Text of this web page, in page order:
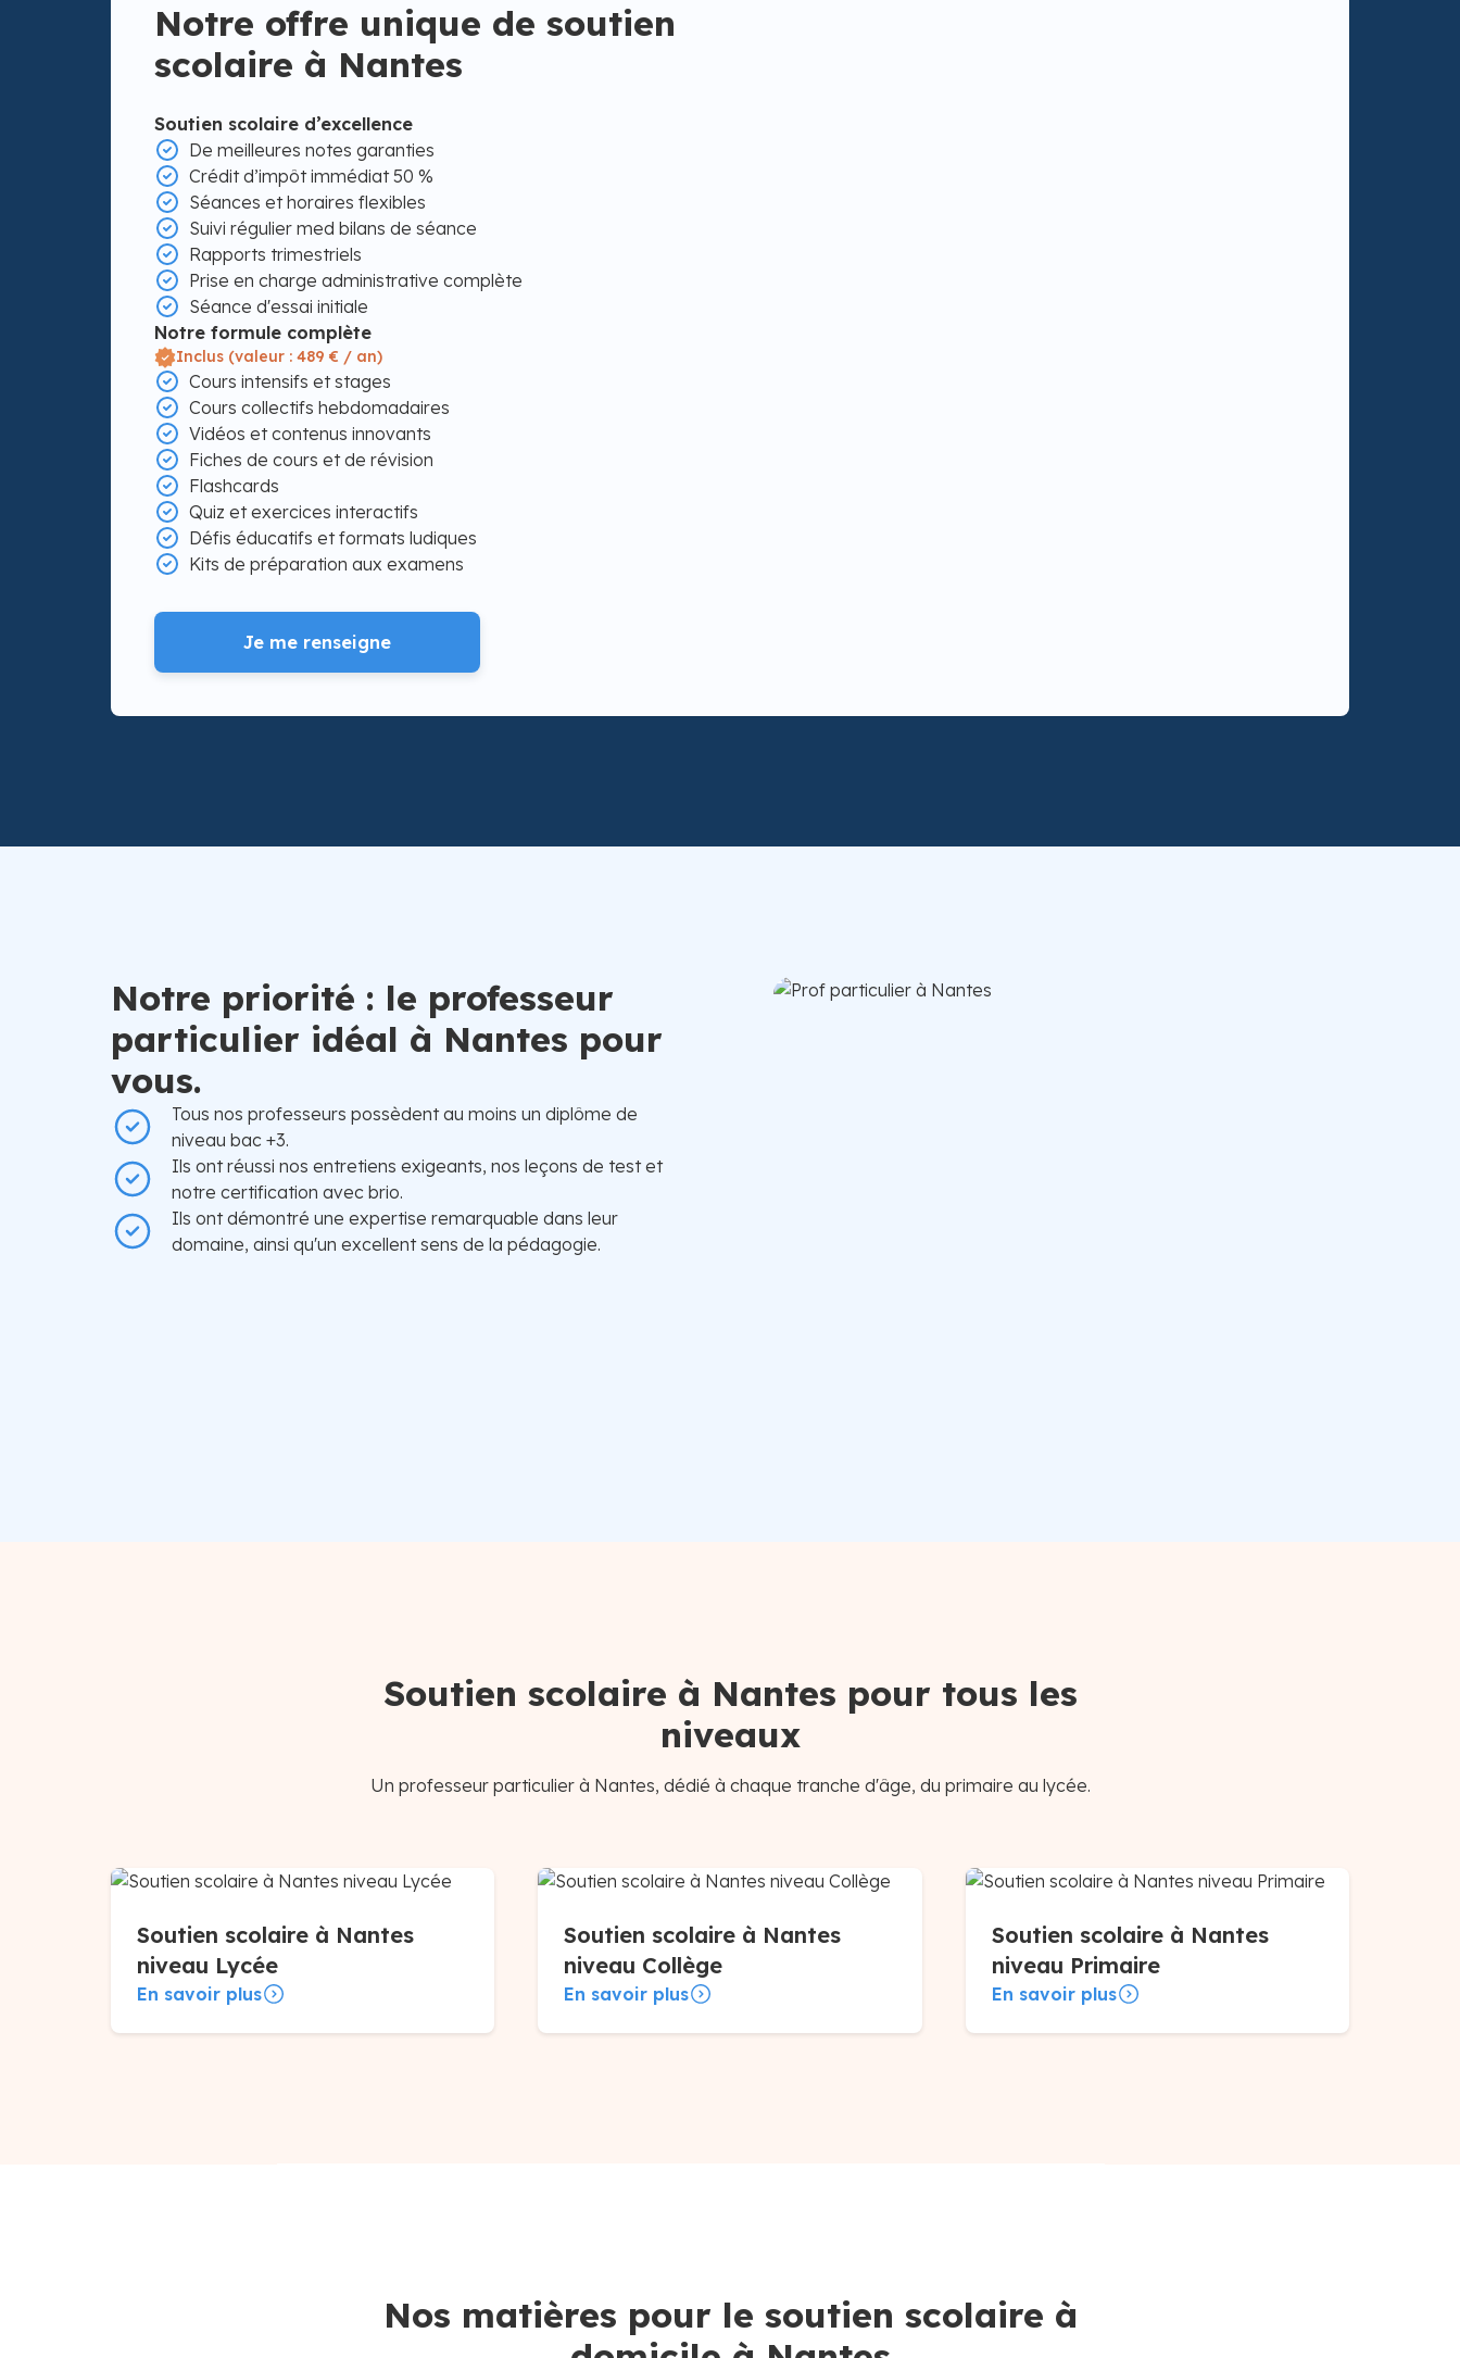
Notre offre unique de soutien
scolaire à Nantes
Soutien scolaire d’excellence
De meilleures notes garanties
Crédit d’impôt immédiat 50 %
Séances et horaires flexibles
Suivi régulier med bilans de séance
Rapports trimestriels
Prise en charge administrative complète
Séance d'essai initiale
Notre formule complète
Inclus (valeur : 489 € / an)
Cours intensifs et stages
Cours collectifs hebdomadaires
Vidéos et contenus innovants
Fiches de cours et de révision
Flashcards
Quiz et exercices interactifs
Défis éducatifs et formats ludiques
Kits de préparation aux examens
Je me renseigne
Notre priorité : le professeur
particulier idéal à Nantes pour
vous.
Tous nos professeurs possèdent au moins un diplôme de
niveau bac +3.
Ils ont réussi nos entretiens exigeants, nos leçons de test et
notre certification avec brio.
Ils ont démontré une expertise remarquable dans leur
domaine, ainsi qu'un excellent sens de la pédagogie.
Soutien scolaire à Nantes pour tous les
niveaux
Un professeur particulier à Nantes, dédié à chaque tranche d'âge, du primaire au lycée.
Soutien scolaire à Nantes
niveau Lycée
En savoir plus
Soutien scolaire à Nantes
niveau Collège
En savoir plus
Soutien scolaire à Nantes
niveau Primaire
En savoir plus
Nos matières pour le soutien scolaire à